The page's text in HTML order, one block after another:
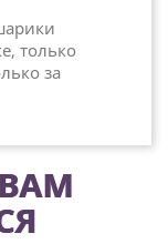
только
за